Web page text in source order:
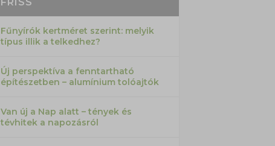
Fűnyírók kertméret szerint: melyik
típus illik a telkedhez?
Új perspektíva a fenntartható
építészetben – alumínium tolóajtók
Van új a Nap alatt – tények és
tévhitek a napozásról